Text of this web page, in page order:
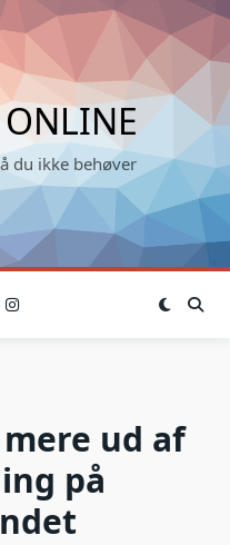
ONLINE
du ikke behøver
ud af
på